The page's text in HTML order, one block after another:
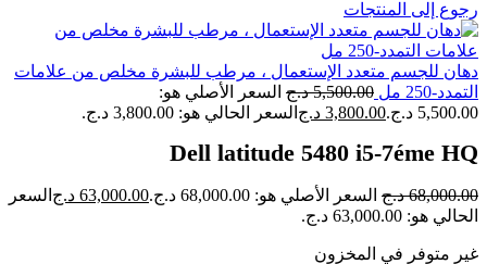
رجوع إلى المنتجات
دهان للجسم متعدد الإستعمال ، مرطب للبشرة مخلص من علامات
التمدد-250 مل
5,500.00 د.ج السعر الأصلي هو:
5,500.00 د.ج.
3,800.00 د.ج السعر الحالي هو: 3,800.00 د.ج.
Dell latitude 5480 i5-7éme HQ
68,000.00 د.ج السعر الأصلي هو: 68,000.00 د.ج. 63,000.00 د.ج السعر
الحالي هو: 63,000.00 د.ج.
غير متوفر في المخزون